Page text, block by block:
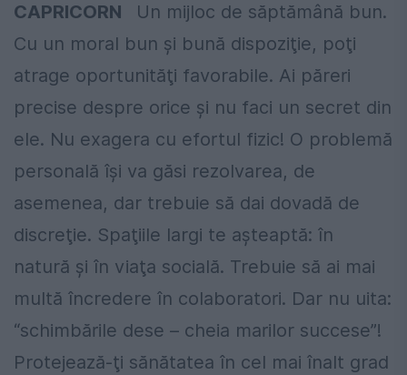
CAPRICORN
Un mijloc de săptămână bun.
Cu un moral bun şi bună dispoziţie, poţi
atrage oportunităţi favorabile. Ai păreri
precise despre orice şi nu faci un secret din
ele. Nu exagera cu efortul fizic! O problemă
personală îşi va găsi rezolvarea, de
asemenea, dar trebuie să dai dovadă de
discreţie. Spaţiile largi te aşteaptă: în
natură şi în viaţa socială. Trebuie să ai mai
multă încredere în colaboratori. Dar nu uita:
“schimbările dese – cheia marilor succese”!
Protejează-ţi sănătatea în cel mai înalt grad